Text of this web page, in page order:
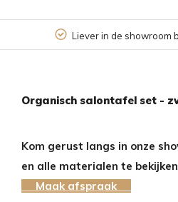
Liever in de showroom
Organisch salontafel set -
Kom gerust langs in onze
en alle materialen te
Maak afspraak